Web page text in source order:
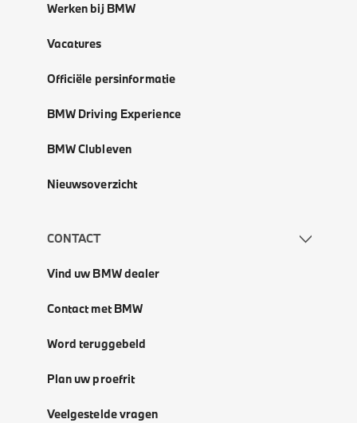
Werken bij BMW
Vacatures
Officiële persinformatie
BMW Driving Experience
BMW Clubleven
Nieuwsoverzicht
CONTACT
Vind uw BMW dealer
Contact met BMW
Word teruggebeld
Plan uw proefrit
Veelgestelde vragen